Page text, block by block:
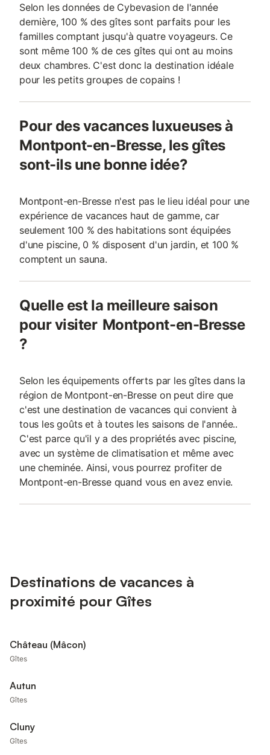
Selon les données de Cybevasion de l'année
dernière, 100 % des gîtes sont parfaits pour les
familles comptant jusqu'à quatre voyageurs. Ce
sont même 100 % de ces gîtes qui ont au moins
deux chambres. C'est donc la destination idéale
pour les petits groupes de copains !
Pour des vacances luxueuses à
Montpont-en-Bresse, les gîtes
sont-ils une bonne idée?
Montpont-en-Bresse n'est pas le lieu idéal pour une
expérience de vacances haut de gamme, car
seulement 100 % des habitations sont équipées
d'une piscine, 0 % disposent d'un jardin, et 100 %
comptent un sauna.
Quelle est la meilleure saison
pour visiter Montpont-en-Bresse
?
Selon les équipements offerts par les gîtes dans la
région de Montpont-en-Bresse on peut dire que
c'est une destination de vacances qui convient à
tous les goûts et à toutes les saisons de l'année..
C'est parce qu'il y a des propriétés avec piscine,
avec un système de climatisation et même avec
une cheminée. Ainsi, vous pourrez profiter de
Montpont-en-Bresse quand vous en avez envie.
Destinations de vacances à
proximité pour Gîtes
Château (Mâcon)
Gîtes
Autun
Gîtes
Cluny
Gîtes